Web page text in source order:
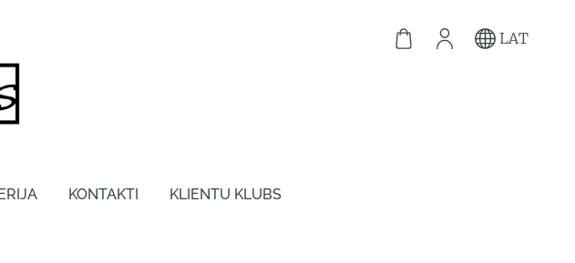
KONTAKTI KLIENTU KLUBS
LAT